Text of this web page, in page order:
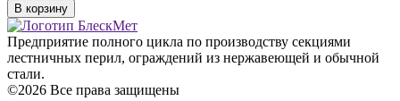
В корзину
Предприятие полного цикла по производству секциями
лестничных перил, ограждений из нержавеющей и обычной
стали.
©2026 Все права защищены